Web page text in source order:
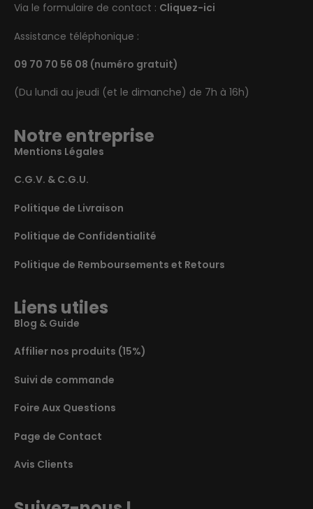
Via le formulaire de contact : Cliquez-ici
Assistance téléphonique :
09 70 70 56 08 (numéro gratuit)
(Du lundi au jeudi (et le dimanche) de 7h à 16h)
Notre entreprise
Mentions Légales
C.G.V. & C.G.U.
Politique de Livraison
Politique de Confidentialité
Politique de Remboursements et Retours
Liens utiles
Blog & Guide
Affilier nos produits (15%)
Suivi de commande
Foire Aux Questions
Page de Contact
Avis Clients